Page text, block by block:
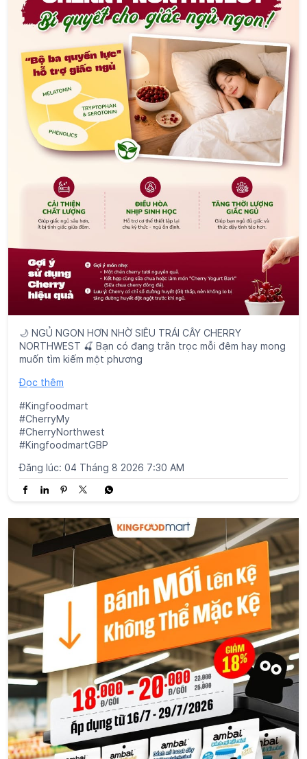
🌙 NGỦ NGON HƠN NHỜ SIÊU TRÁI CÂY CHERRY
NORTHWEST 🍒 Bạn có đang trằn trọc mỗi đêm hay mong
muốn tìm kiếm một phương
Đọc thêm
#Kingfoodmart
#CherryMy
#CherryNorthwest
#KingfoodmartGBP
Đăng lúc: 04 Tháng 8 2026 7:30 AM